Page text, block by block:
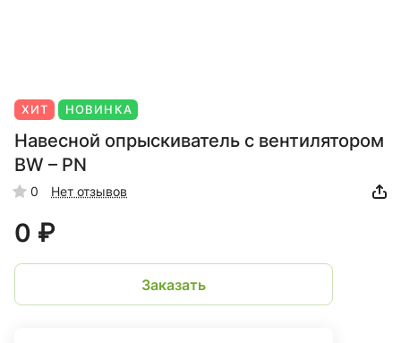
ХИТ НОВИНКА
Навесной опрыскиватель с вентилятором
BW – PN
0 Нет отзывов
0 ₽
Заказать